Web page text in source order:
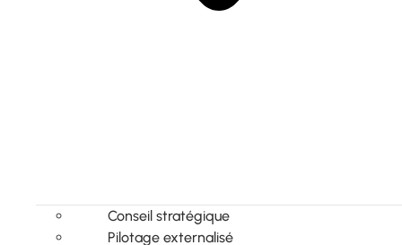
Conseil stratégique
Pilotage externalisé